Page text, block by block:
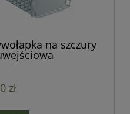
na szczury
zł